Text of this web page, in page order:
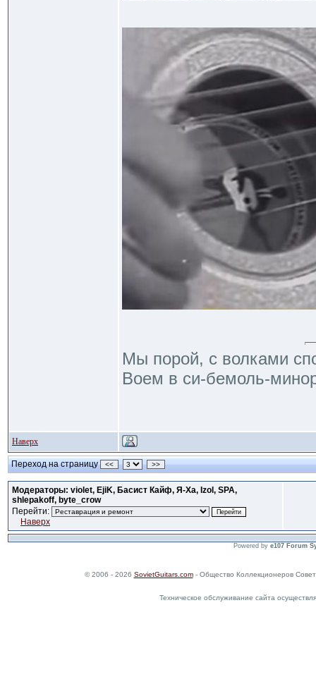
Мы порой, с волками
Воем в си-бемоль-
Наверх
Переход на страницу << >>
Модераторы: violet, EjiK, Басист Кайф, Я-Ха, Izol, SPA,
shlepakoff, byte_crow
Перейти:
Наверх
Powered by e107 Forum
© 2006 - 2026 SovietGuitars.com- Общество Коллекционеров
Техническое обслуживание сайта